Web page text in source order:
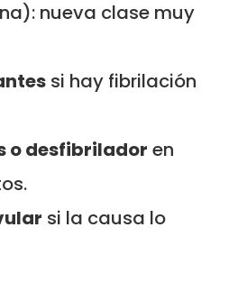
nueva clase muy
si hay fibrilación
o desfibrilador en
si la causa lo